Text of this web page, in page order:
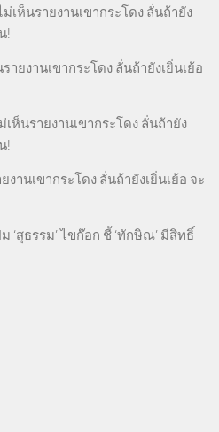
ม่เห็นรายงานเขากระโดง ลั่นถ้ายัง
!
ายงานเขากระโดง ลั่นถ้ายังเยิ่นเย้อ
เห็นรายงานเขากระโดง ลั่นถ้ายัง
!
งานเขากระโดง ลั่นถ้ายังเยิ่นเย้อ จะ
ม ‘สุธรรม’ ไขก๊อก ชี้ ‘ทักษิณ’ มีสิทธิ์